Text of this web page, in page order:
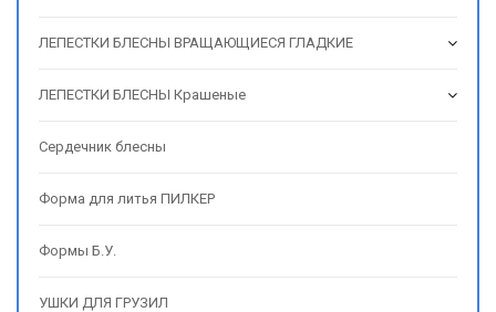
ЛЕПЕСТКИ БЛЕСНЫ ВРАЩАЮЩИЕСЯ ГЛАДКИЕ
ЛЕПЕСТКИ БЛЕСНЫ Крашеные
Сердечник блесны
Форма для литья ПИЛКЕР
Формы Б.У.
УШКИ ДЛЯ ГРУЗИЛ